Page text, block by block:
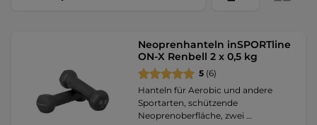
Neoprenhanteln inSPORTline
ON-X Renbell 2 x 0,5 kg
5 (6)
Hanteln für Aerobic und andere
Sportarten, schützende
Neoprenoberfläche, zwei …